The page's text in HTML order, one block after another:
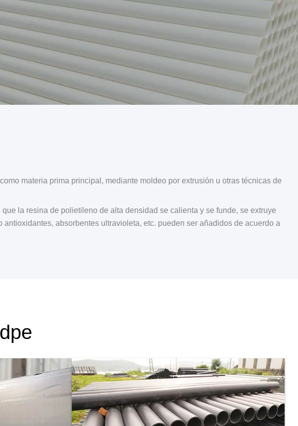
materia prima principal, mediante moldeo por extrusión u otras técnicas de
la resina de polietileno de alta densidad se calienta y se funde, se extruye
absorbentes ultravioleta, etc. pueden ser añadidos de acuerdo a